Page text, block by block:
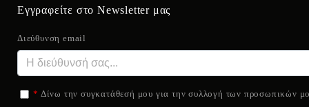
Εγγραφείτε στο Newsletter μας
Διεύθυνση email
* Δίνω την συγκατάθεσή μου για την συλλογή των προσωπικών